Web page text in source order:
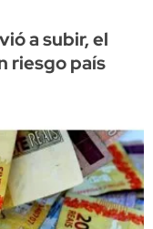
a subir, el
riesgo país